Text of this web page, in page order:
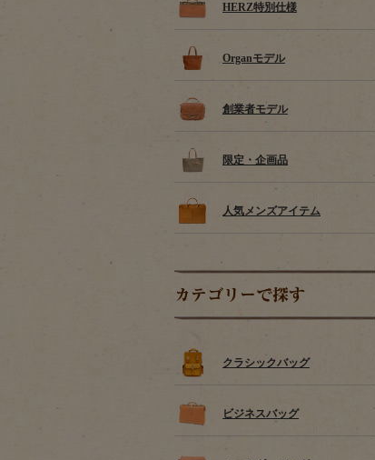
HERZ特別仕様
Organモデル
創業者モデル
限定・企画品
人気メンズアイテム
カテゴリーで探す
クラシックバッグ
ビジネスバッグ